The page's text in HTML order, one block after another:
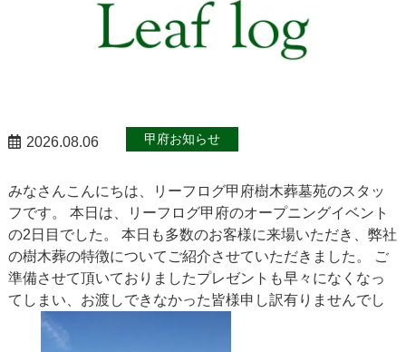
2026.08.06 甲府お知らせ
みなさんこんにちは、リーフログ甲府樹木葬墓苑のスタッ
フです。 本日は、リーフログ甲府のオープニングイベント
の2日目でした。 本日も多数のお客様に来場いただき、弊社
の樹木葬の特徴についてご紹介させていただきました。 ご
準備させて頂いておりましたプレゼントも早々になくなっ
てしまい、お渡しできなかった皆様申し訳有りませんでし